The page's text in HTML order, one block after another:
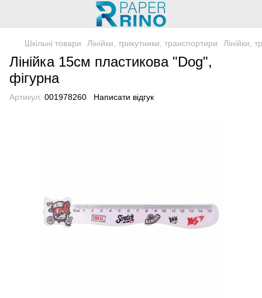
Шкільні товари Лінійки, трикутники, транспортири Лінійки,
Лінійка 15см пластикова "Dog",
фігурна
Артикул: 001978260 Написати відгук